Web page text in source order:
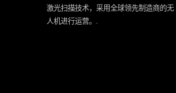
激光扫描技术，采用全球领先制造商的无
人机进行运营。.